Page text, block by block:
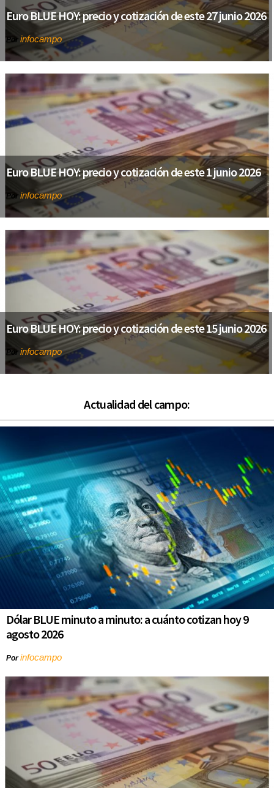
Euro BLUE HOY: precio y cotización de este 27 junio 2026
Por infocampo
Euro BLUE HOY: precio y cotización de este 1 junio 2026
Por infocampo
Euro BLUE HOY: precio y cotización de este 15 junio 2026
Por infocampo
Actualidad del campo:
Dólar BLUE minuto a minuto: a cuánto cotizan hoy 9
agosto 2026
Porinfocampo